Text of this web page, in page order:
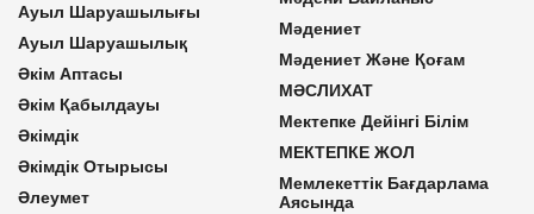
Ауыл Шаруашылығы
Ауыл Шаруашылық
Әкім Аптасы
Әкім Қабылдауы
Әкімдік
Әкімдік Отырысы
Әлеумет
Мәдениет
Мәдениет Және Қоғам
МӘСЛИХАТ
Мектепке Дейінгі Білім
МЕКТЕПКЕ ЖОЛ
Мемлекеттік Бағдарлама
Аясында